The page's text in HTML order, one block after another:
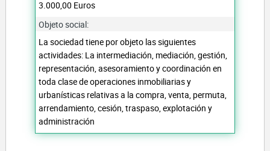
3.000,00 Euros
Objeto social:
La sociedad tiene por objeto las siguientes
actividades: La intermediación, mediación, gestión,
representación, asesoramiento y coordinación en
toda clase de operaciones inmobiliarias y
urbanísticas relativas a la compra, venta, permuta,
arrendamiento, cesión, traspaso, explotación y
administración